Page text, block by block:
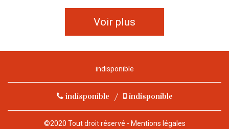
Voir plus
indisponible
indisponible / indisponible
©2020 Tout droit réservé - Mentions légales